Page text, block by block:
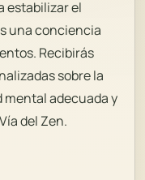
estabilizar el
una conciencia
Recibirás
sobre la
adecuada y
del Zen.